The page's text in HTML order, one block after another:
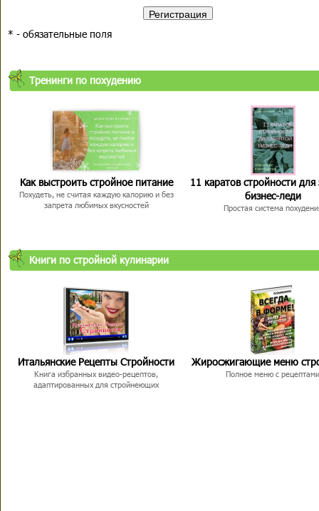
* - обязательные поля
Тренинги по похудению
Как выстроить стройное питание
Похудеть, не считая каждую калорию и без
запрета любимых вкусностей
11 каратов стройности для
бизнес-леди
Простая система
Книги по стройной кулинарии
Итальянские Рецепты Стройности
Книга избранных видео-рецептов,
адаптированных для стройнеющих
Жиросжигающие меню
Полное меню с рецептами